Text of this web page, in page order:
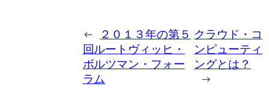
←
２０１３年の第５
回ルートヴィッヒ・
ボルツマン・フォー
ラム
クラウド・コ
ンピューティ
ングとは？
→